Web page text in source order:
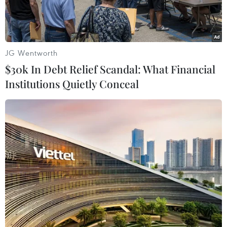
Ảnh minh họa. (Nguồn: Vietnam+)
Ông Lê Kim Thành Vụ trưởng Vụ Đối tác công tư
(PPP) thuộc Bộ Giao thông Vận tải cho biết Bộ
vừa ban hành quyết định phê duyệt kết quả lựa
chọn nhà đầu tư thực hiện dự án thành phần
đầu tư xây dựng đoạn Nha Trang-Cam Lâm theo
JG Wentworth
$30k In Debt Relief Scandal: What Financial
Institutions Quietly Conceal